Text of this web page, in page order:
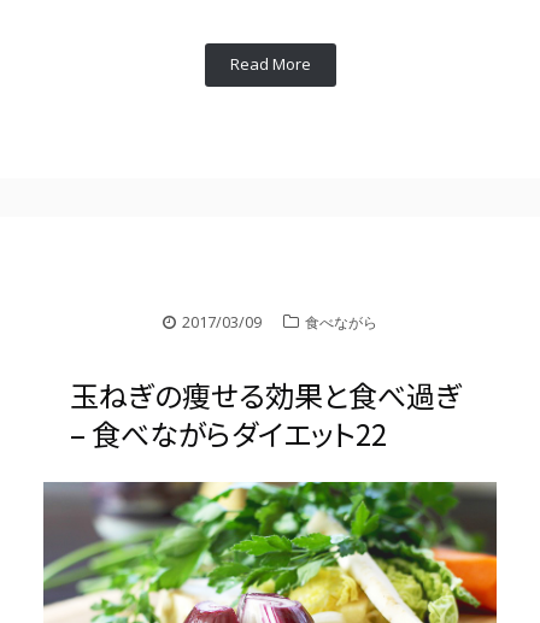
Read More
2017/03/09 食べながら
玉ねぎの痩せる効果と食べ過ぎ
– 食べながらダイエット22